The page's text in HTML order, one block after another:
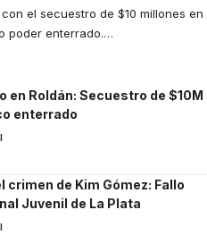
el secuestro de $10 millones en
poder enterrado.…
en Roldán: Secuestro de $10M
enterrado
crimen de Kim Gómez: Fallo
Juvenil de La Plata